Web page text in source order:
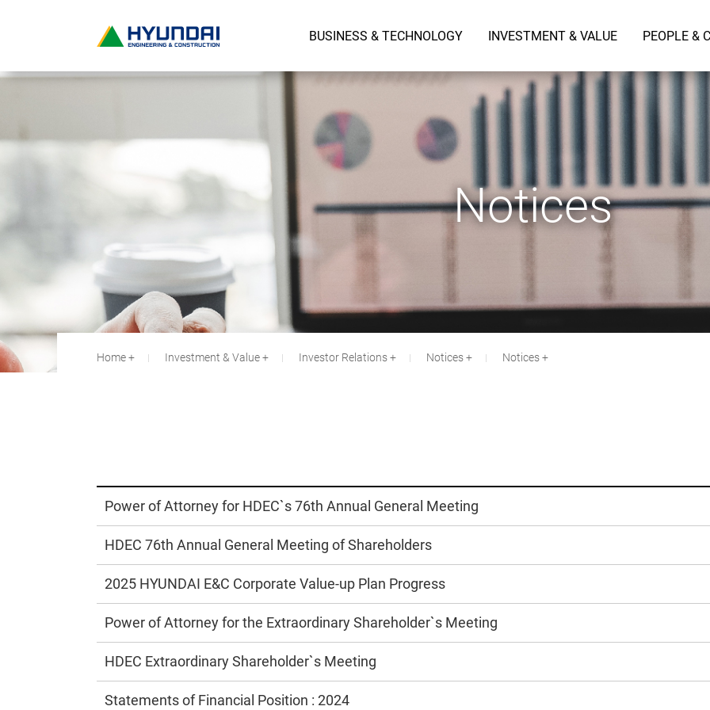
BUSINESS & TECHNOLOGY INVESTMENT & VALUE PEOPLE &
Notices
Home Investment & Value Investor Relations Notices Notices
Power of Attorney for HDEC`s 76th Annual General Meeting
HDEC 76th Annual General Meeting of Shareholders
2025 HYUNDAI E&C Corporate Value-up Plan Progress
Power of Attorney for the Extraordinary Shareholder`s Meeting
HDEC Extraordinary Shareholder`s Meeting
Statements of Financial Position : 2024